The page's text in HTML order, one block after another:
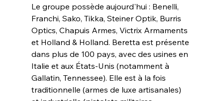
Le groupe possède aujourd'hui : Benelli,
Franchi, Sako, Tikka, Steiner Optik, Burris
Optics, Chapuis Armes, Victrix Armaments
et Holland & Holland. Beretta est présente
dans plus de 100 pays, avec des usines en
Italie et aux États-Unis (notamment à
Gallatin, Tennessee). Elle est à la fois
traditionnelle (armes de luxe artisanales)